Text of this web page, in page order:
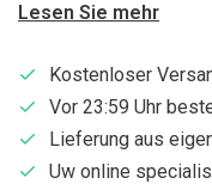
Lesen Sie mehr
Kostenloser
Vor 23:59 Uhr
Lieferung aus
Uw online